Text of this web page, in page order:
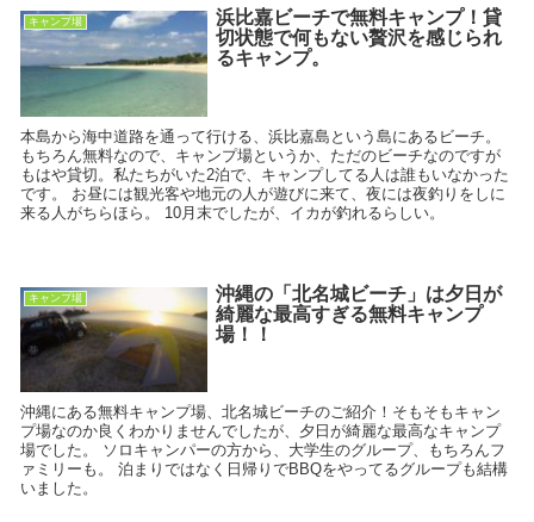
キャンプ場
浜比嘉ビーチで無料キャンプ！貸
切状態で何もない贅沢を感じられ
るキャンプ。
本島から海中道路を通って行ける、浜比嘉島という島にあるビーチ。
もちろん無料なので、キャンプ場というか、ただのビーチなのですが
もはや貸切。私たちがいた2泊で、キャンプしてる人は誰もいなかった
です。 お昼には観光客や地元の人が遊びに来て、夜には夜釣りをしに
来る人がちらほら。 10月末でしたが、イカが釣れるらしい。
キャンプ場
沖縄の「北名城ビーチ」は夕日が
綺麗な最高すぎる無料キャンプ
場！！
沖縄にある無料キャンプ場、北名城ビーチのご紹介！そもそもキャン
プ場なのか良くわかりませんでしたが、夕日が綺麗な最高なキャンプ
場でした。 ソロキャンパーの方から、大学生のグループ、もちろんフ
ァミリーも。 泊まりではなく日帰りでBBQをやってるグループも結構
いました。